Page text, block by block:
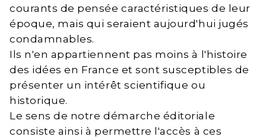
courants de pensée caractéristiques de leur
époque, mais qui seraient aujourd'hui jugés
condamnables.
Ils n'en appartiennent pas moins à l'histoire
des idées en France et sont susceptibles de
présenter un intérêt scientifique ou
historique.
Le sens de notre démarche éditoriale
consiste ainsi à permettre l'accès à ces